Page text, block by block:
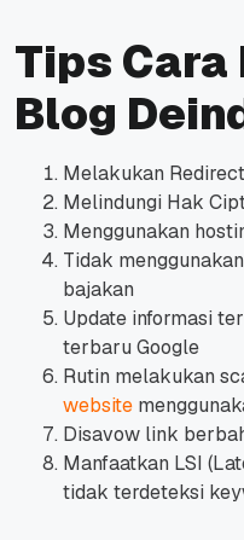
Tips
Blog
Melakukan
Melindungi Hak
Menggunakan
Tidak
bajakan
Update informasi
terbaru Google
Rutin melakukan
website
Disavow link
Manfaatkan LSI
tidak terdeteksi